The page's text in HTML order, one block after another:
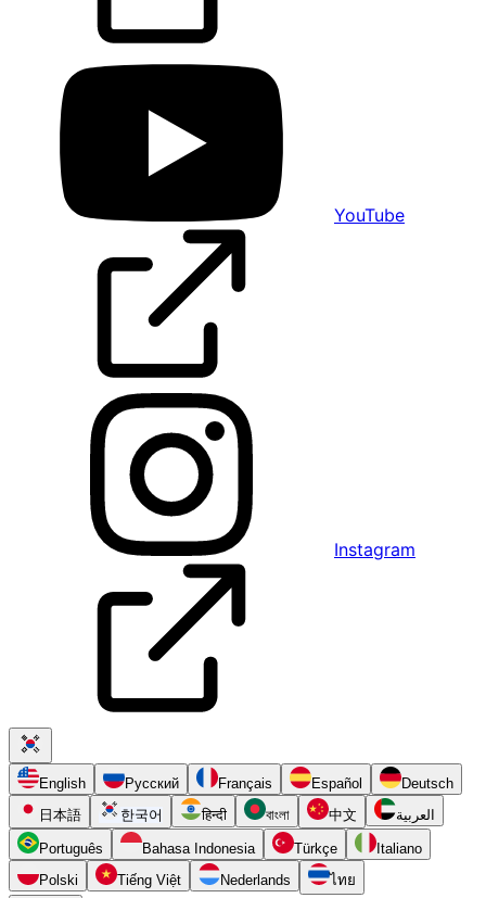
YouTube
Instagram
English Русский Français Español
Deutsch
日本語
한국어 हिन्दी বাংলা 中文 العربية
Português Bahasa Indonesia Türkçe
Italiano
Polski
Tiếng Việt Nederlands
ไทย